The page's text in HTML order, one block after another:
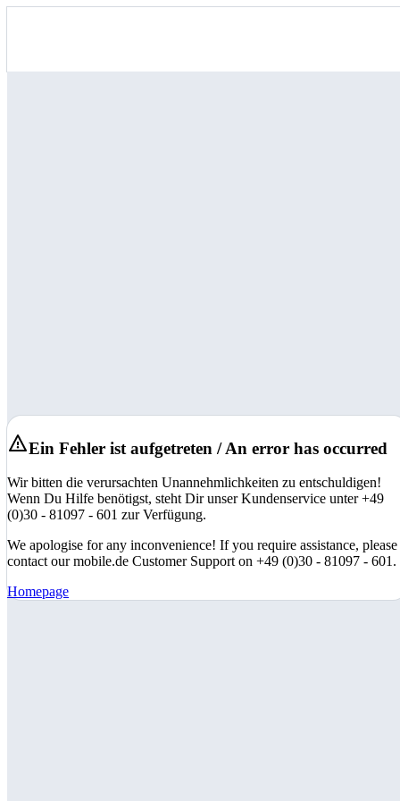
Ein Fehler ist aufgetreten / An error has occurred
Wir bitten die verursachten Unannehmlichkeiten zu entschuldigen!
Wenn Du Hilfe benötigst, steht Dir unser Kundenservice unter +49
(0)30 - 81097 - 601 zur Verfügung.
We apologise for any inconvenience! If you require assistance, please
contact our mobile.de Customer Support on +49 (0)30 - 81097 - 601.
Homepage